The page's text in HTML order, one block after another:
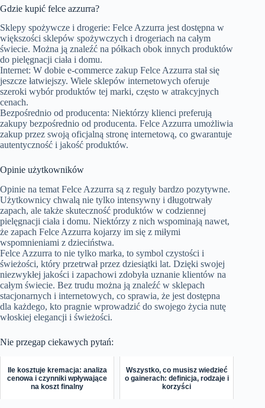
Gdzie kupić felce azzurra?
Sklepy spożywcze i drogerie: Felce Azzurra jest dostępna w
większości sklepów spożywczych i drogeriach na całym
świecie. Można ją znaleźć na półkach obok innych produktów
do pielęgnacji ciała i domu.
Internet: W dobie e-commerce zakup Felce Azzurra stał się
jeszcze łatwiejszy. Wiele sklepów internetowych oferuje
szeroki wybór produktów tej marki, często w atrakcyjnych
cenach.
Bezpośrednio od producenta: Niektórzy klienci preferują
zakupy bezpośrednio od producenta. Felce Azzurra umożliwia
zakup przez swoją oficjalną stronę internetową, co gwarantuje
autentyczność i jakość produktów.
Opinie użytkowników
Opinie na temat Felce Azzurra są z reguły bardzo pozytywne.
Użytkownicy chwalą nie tylko intensywny i długotrwały
zapach, ale także skuteczność produktów w codziennej
pielęgnacji ciała i domu. Niektórzy z nich wspominają nawet,
że zapach Felce Azzurra kojarzy im się z miłymi
wspomnieniami z dzieciństwa.
Felce Azzurra to nie tylko marka, to symbol czystości i
świeżości, który przetrwał przez dziesiątki lat. Dzięki swojej
niezwykłej jakości i zapachowi zdobyła uznanie klientów na
całym świecie. Bez trudu można ją znaleźć w sklepach
stacjonarnych i internetowych, co sprawia, że jest dostępna
dla każdego, kto pragnie wprowadzić do swojego życia nutę
włoskiej elegancji i świeżości.
Nie przegap ciekawych pytań:
Ile kosztuje kremacja: analiza
cenowa i czynniki wpływające
na koszt finalny
Wszystko, co musisz wiedzieć
o gainerach: definicja, rodzaje i
korzyści